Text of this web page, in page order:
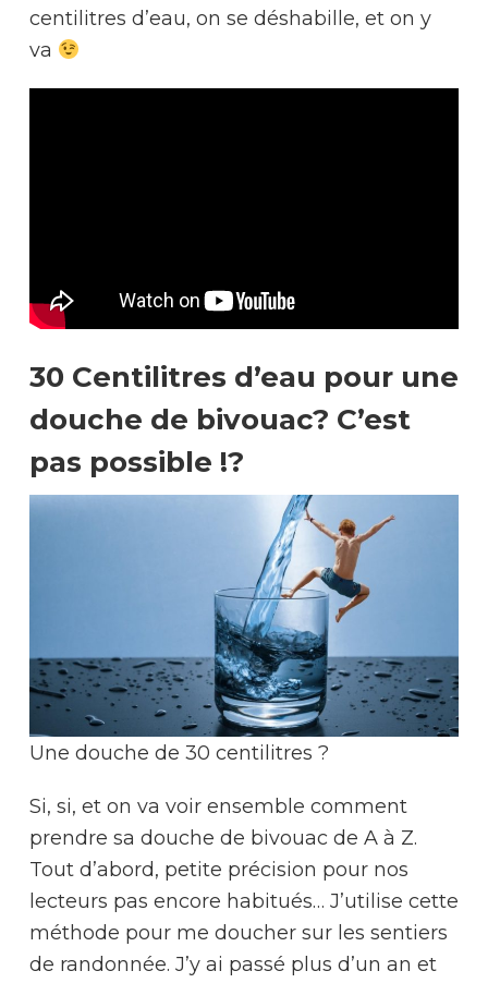
centilitres d’eau, on se déshabille, et on y
va
30 Centilitres d’eau pour une
douche de bivouac? C’est
pas possible !?
Une douche de 30 centilitres ?
Si, si, et on va voir ensemble comment
prendre sa douche de bivouac de A à Z.
Tout d’abord, petite précision pour nos
lecteurs pas encore habitués… J’utilise cette
méthode pour me doucher sur les sentiers
de randonnée. J’y ai passé plus d’un an et